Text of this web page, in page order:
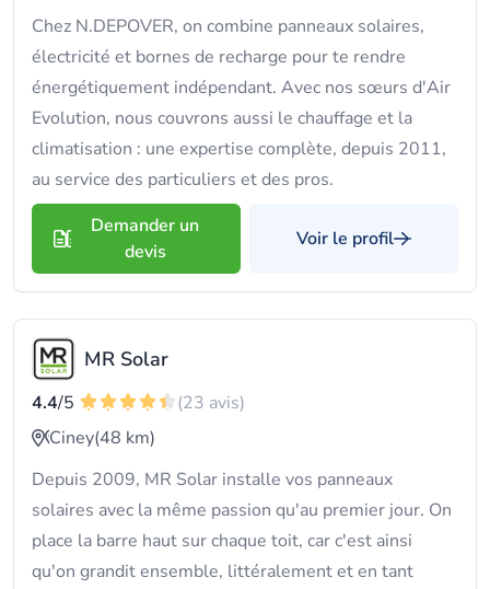
Chez N.DEPOVER, on combine panneaux solaires,
électricité et bornes de recharge pour te rendre
énergétiquement indépendant. Avec nos sœurs d'Air
Evolution, nous couvrons aussi le chauffage et la
climatisation : une expertise complète, depuis 2011,
au service des particuliers et des pros.
Demander un
devis
Voir le profil
MR Solar
4.4/5
(23 avis)
Ciney(48 km)
Depuis 2009, MR Solar installe vos panneaux
solaires avec la même passion qu'au premier jour. On
place la barre haut sur chaque toit, car c'est ainsi
qu'on grandit ensemble, littéralement et en tant